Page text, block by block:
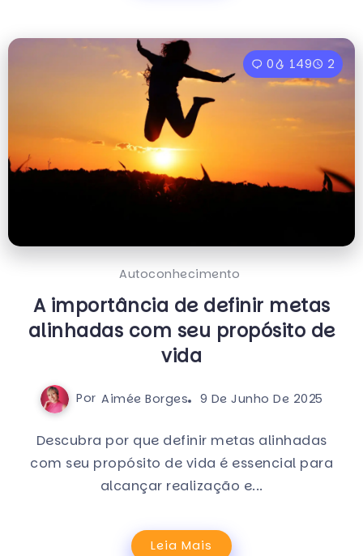
0 149 2
Autoconhecimento
A importância de definir metas
alinhadas com seu propósito de
vida
Por Aimée Borges 9 De Junho De 2025
Descubra por que definir metas alinhadas
com seu propósito de vida é essencial para
alcançar realização e...
Leia Mais